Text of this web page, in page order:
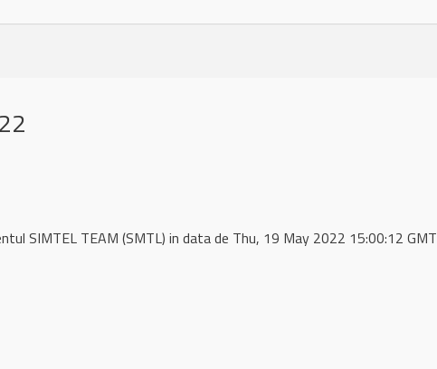
SIMTEL TEAM (SMTL) in data de Thu, 19 May 2022 15:00:12 GMT